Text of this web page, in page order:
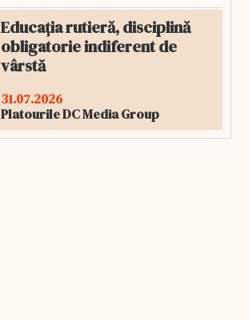
Educația rutieră, disciplină
obligatorie indiferent de
vârstă
31.07.2026
Platourile DC Media Group